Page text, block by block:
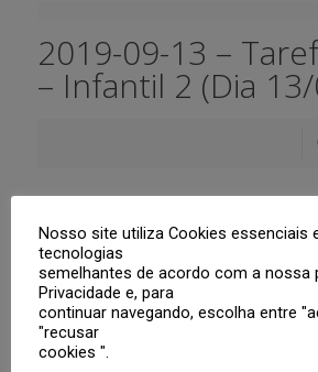
2019-09-13 –
– Infantil 2 (Dia
Prev page
2 6
9
Nosso site utiliza Cookies essenciais
tecnologias
semelhantes de acordo com a nossa
Privacidade e, para
continuar navegando, escolha entre
"recusar
cookies ".